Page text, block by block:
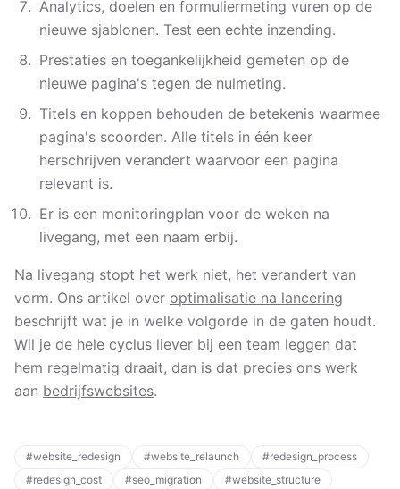
Analytics, doelen en formuliermeting vuren op de
nieuwe sjablonen. Test een echte inzending.
Prestaties en toegankelijkheid gemeten op de
nieuwe pagina's tegen de nulmeting.
Titels en koppen behouden de betekenis waarmee
pagina's scoorden. Alle titels in één keer
herschrijven verandert waarvoor een pagina
relevant is.
Er is een monitoringplan voor de weken na
livegang, met een naam erbij.
Na livegang stopt het werk niet, het verandert van
vorm. Ons artikel over optimalisatie na lancering
beschrijft wat je in welke volgorde in de gaten houdt.
Wil je de hele cyclus liever bij een team leggen dat
hem regelmatig draait, dan is dat precies ons werk
aan bedrijfswebsites.
#website_redesign #website_relaunch #redesign_process
#redesign_cost #seo_migration #website_structure